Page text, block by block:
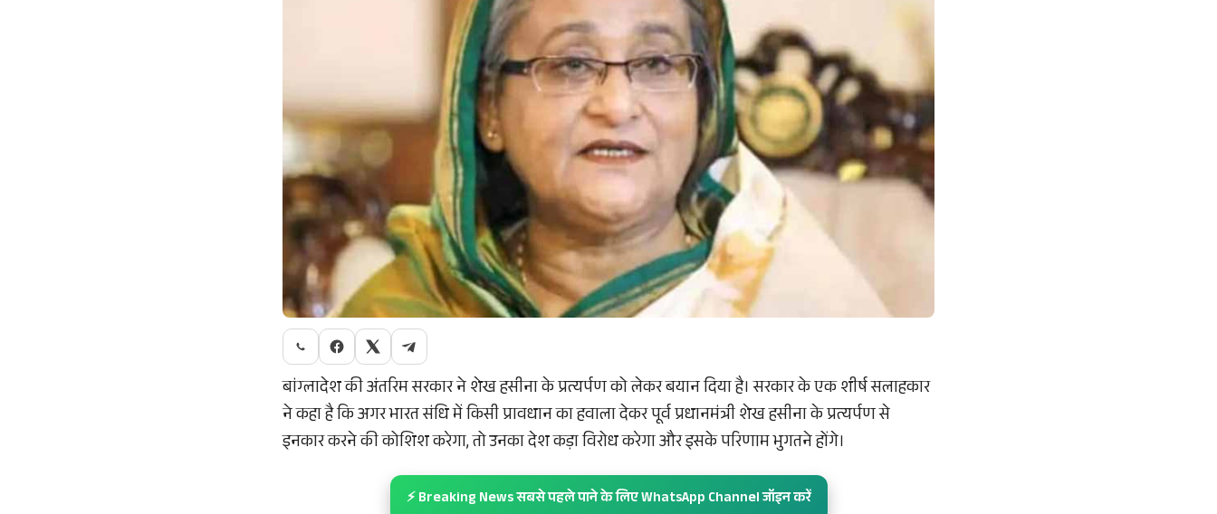
बांग्लादेश की अंतरिम सरकार ने शेख हसीना के प्रत्यर्पण को लेकर बयान दिया है। सरकार के एक शीर्ष सलाहकार
ने कहा है कि अगर भारत संधि में किसी प्रावधान का हवाला देकर पूर्व प्रधानमंत्री शेख हसीना के प्रत्यर्पण से
इनकार करने की कोशिश करेगा, तो उनका देश कड़ा विरोध करेगा और इसके परिणाम भुगतने होंगे।
⚡ Breaking News सबसे पहले पाने के लिए WhatsApp Channel जॉइन करें